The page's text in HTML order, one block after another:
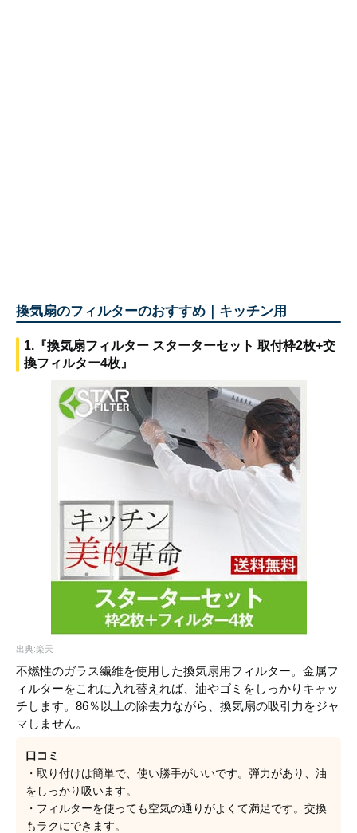
換気扇のフィルターのおすすめ｜キッチン用
1.『換気扇フィルター スターターセット 取付枠2枚+交
換フィルター4枚』
出典:楽天
不燃性のガラス繊維を使用した換気扇用フィルター。金属フ
ィルターをこれに入れ替えれば、油やゴミをしっかりキャッ
チします。86％以上の除去力ながら、換気扇の吸引力をジャ
マしません。
口コミ
・取り付けは簡単で、使い勝手がいいです。弾力があり、油
をしっかり吸います。
・フィルターを使っても空気の通りがよくて満足です。交換
もラクにできます。